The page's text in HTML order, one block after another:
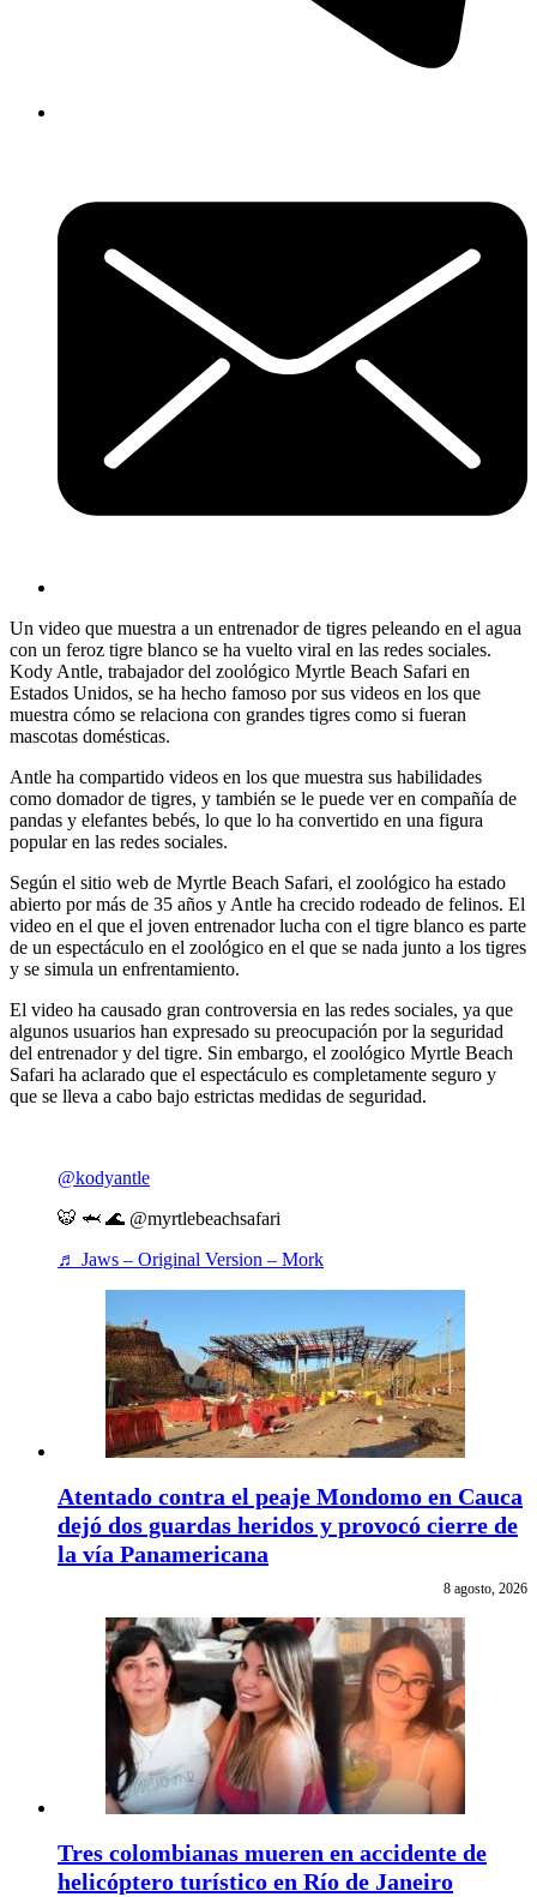
Un video que muestra a un entrenador de tigres peleando en el agua
con un feroz tigre blanco se ha vuelto viral en las redes sociales.
Kody Antle, trabajador del zoológico Myrtle Beach Safari en
Estados Unidos, se ha hecho famoso por sus videos en los que
muestra cómo se relaciona con grandes tigres como si fueran
mascotas domésticas.
Antle ha compartido videos en los que muestra sus habilidades
como domador de tigres, y también se le puede ver en compañía de
pandas y elefantes bebés, lo que lo ha convertido en una figura
popular en las redes sociales.
Según el sitio web de Myrtle Beach Safari, el zoológico ha estado
abierto por más de 35 años y Antle ha crecido rodeado de felinos. El
video en el que el joven entrenador lucha con el tigre blanco es parte
de un espectáculo en el zoológico en el que se nada junto a los tigres
y se simula un enfrentamiento.
El video ha causado gran controversia en las redes sociales, ya que
algunos usuarios han expresado su preocupación por la seguridad
del entrenador y del tigre. Sin embargo, el zoológico Myrtle Beach
Safari ha aclarado que el espectáculo es completamente seguro y
que se lleva a cabo bajo estrictas medidas de seguridad.
@kodyantle
🐯 🦈 🌊 @myrtlebeachsafari
♬ Jaws – Original Version – Mork
Atentado contra el peaje Mondomo en Cauca
dejó dos guardas heridos y provocó cierre de
la vía Panamericana
8 agosto, 2026
Tres colombianas mueren en accidente de
helicóptero turístico en Río de Janeiro